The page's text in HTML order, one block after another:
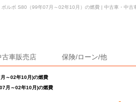
古車販売店 保険/ローン/他
～02年10月)の燃費
月～02年10月)の燃費
ボルボ S80（99年07月～02年10月）の燃費 | 中古車・中古